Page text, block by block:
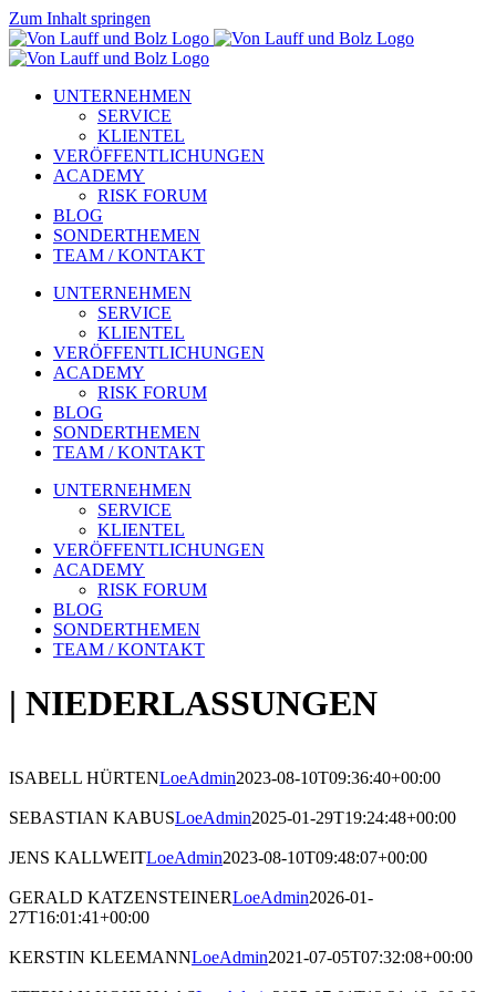
Zum Inhalt springen
UNTERNEHMEN
SERVICE
KLIENTEL
VERÖFFENTLICHUNGEN
ACADEMY
RISK FORUM
BLOG
SONDERTHEMEN
TEAM / KONTAKT
UNTERNEHMEN
SERVICE
KLIENTEL
VERÖFFENTLICHUNGEN
ACADEMY
RISK FORUM
BLOG
SONDERTHEMEN
TEAM / KONTAKT
UNTERNEHMEN
SERVICE
KLIENTEL
VERÖFFENTLICHUNGEN
ACADEMY
RISK FORUM
BLOG
SONDERTHEMEN
TEAM / KONTAKT
| NIEDERLASSUNGEN
ISABELL HÜRTENLoeAdmin2023-08-10T09:36:40+00:00
SEBASTIAN KABUSLoeAdmin2025-01-29T19:24:48+00:00
JENS KALLWEITLoeAdmin2023-08-10T09:48:07+00:00
GERALD KATZENSTEINERLoeAdmin2026-01-
27T16:01:41+00:00
KERSTIN KLEEMANNLoeAdmin2021-07-05T07:32:08+00:00